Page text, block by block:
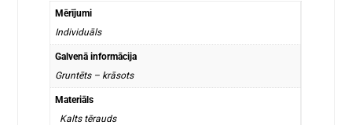
Mērījumi
Individuāls
Galvenā informācija
Gruntēts – krāsots
Materiāls
Kalts tērauds